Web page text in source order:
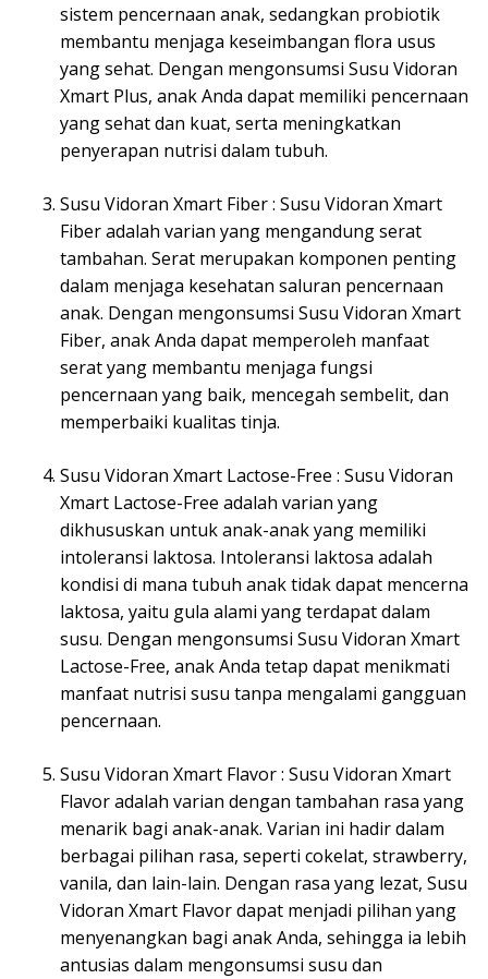
sistem pencernaan anak, sedangkan probiotik
membantu menjaga keseimbangan flora usus
yang sehat. Dengan mengonsumsi Susu Vidoran
Xmart Plus, anak Anda dapat memiliki pencernaan
yang sehat dan kuat, serta meningkatkan
penyerapan nutrisi dalam tubuh.
Susu Vidoran Xmart Fiber : Susu Vidoran Xmart
Fiber adalah varian yang mengandung serat
tambahan. Serat merupakan komponen penting
dalam menjaga kesehatan saluran pencernaan
anak. Dengan mengonsumsi Susu Vidoran Xmart
Fiber, anak Anda dapat memperoleh manfaat
serat yang membantu menjaga fungsi
pencernaan yang baik, mencegah sembelit, dan
memperbaiki kualitas tinja.
Susu Vidoran Xmart Lactose-Free : Susu Vidoran
Xmart Lactose-Free adalah varian yang
dikhususkan untuk anak-anak yang memiliki
intoleransi laktosa. Intoleransi laktosa adalah
kondisi di mana tubuh anak tidak dapat mencerna
laktosa, yaitu gula alami yang terdapat dalam
susu. Dengan mengonsumsi Susu Vidoran Xmart
Lactose-Free, anak Anda tetap dapat menikmati
manfaat nutrisi susu tanpa mengalami gangguan
pencernaan.
Susu Vidoran Xmart Flavor : Susu Vidoran Xmart
Flavor adalah varian dengan tambahan rasa yang
menarik bagi anak-anak. Varian ini hadir dalam
berbagai pilihan rasa, seperti cokelat, strawberry,
vanila, dan lain-lain. Dengan rasa yang lezat, Susu
Vidoran Xmart Flavor dapat menjadi pilihan yang
menyenangkan bagi anak Anda, sehingga ia lebih
antusias dalam mengonsumsi susu dan